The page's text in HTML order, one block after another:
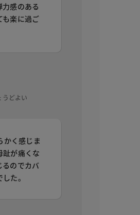
感のある
も楽に過ご
どよい
かく感じま
趾が痛くな
るのでカバ
た。